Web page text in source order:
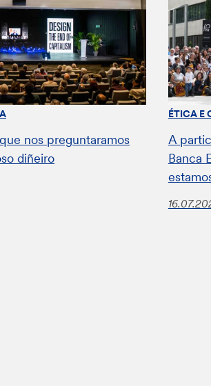
nos preguntaramos
diñeiro
ÉTICA E
A
Banca